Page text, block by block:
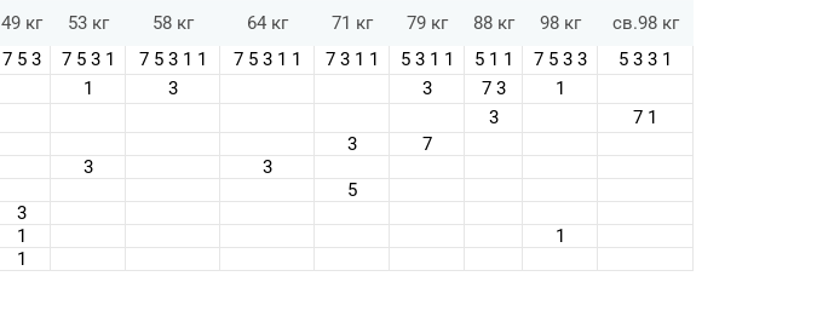
49 кг 53 кг 58 кг 64 кг 71 кг 79 кг 88 кг 98 кг
св.98 кг
7 5 3 7 5 3 1 7 5 3 1 1 7 5 3 1 1 7 3 1 1 5 3 1 1 5 1 1 7 5 3 3
5 3 3 1
1 3 3 7 3
1
3 7 1
3 7
3 3
5
3
1 1
1